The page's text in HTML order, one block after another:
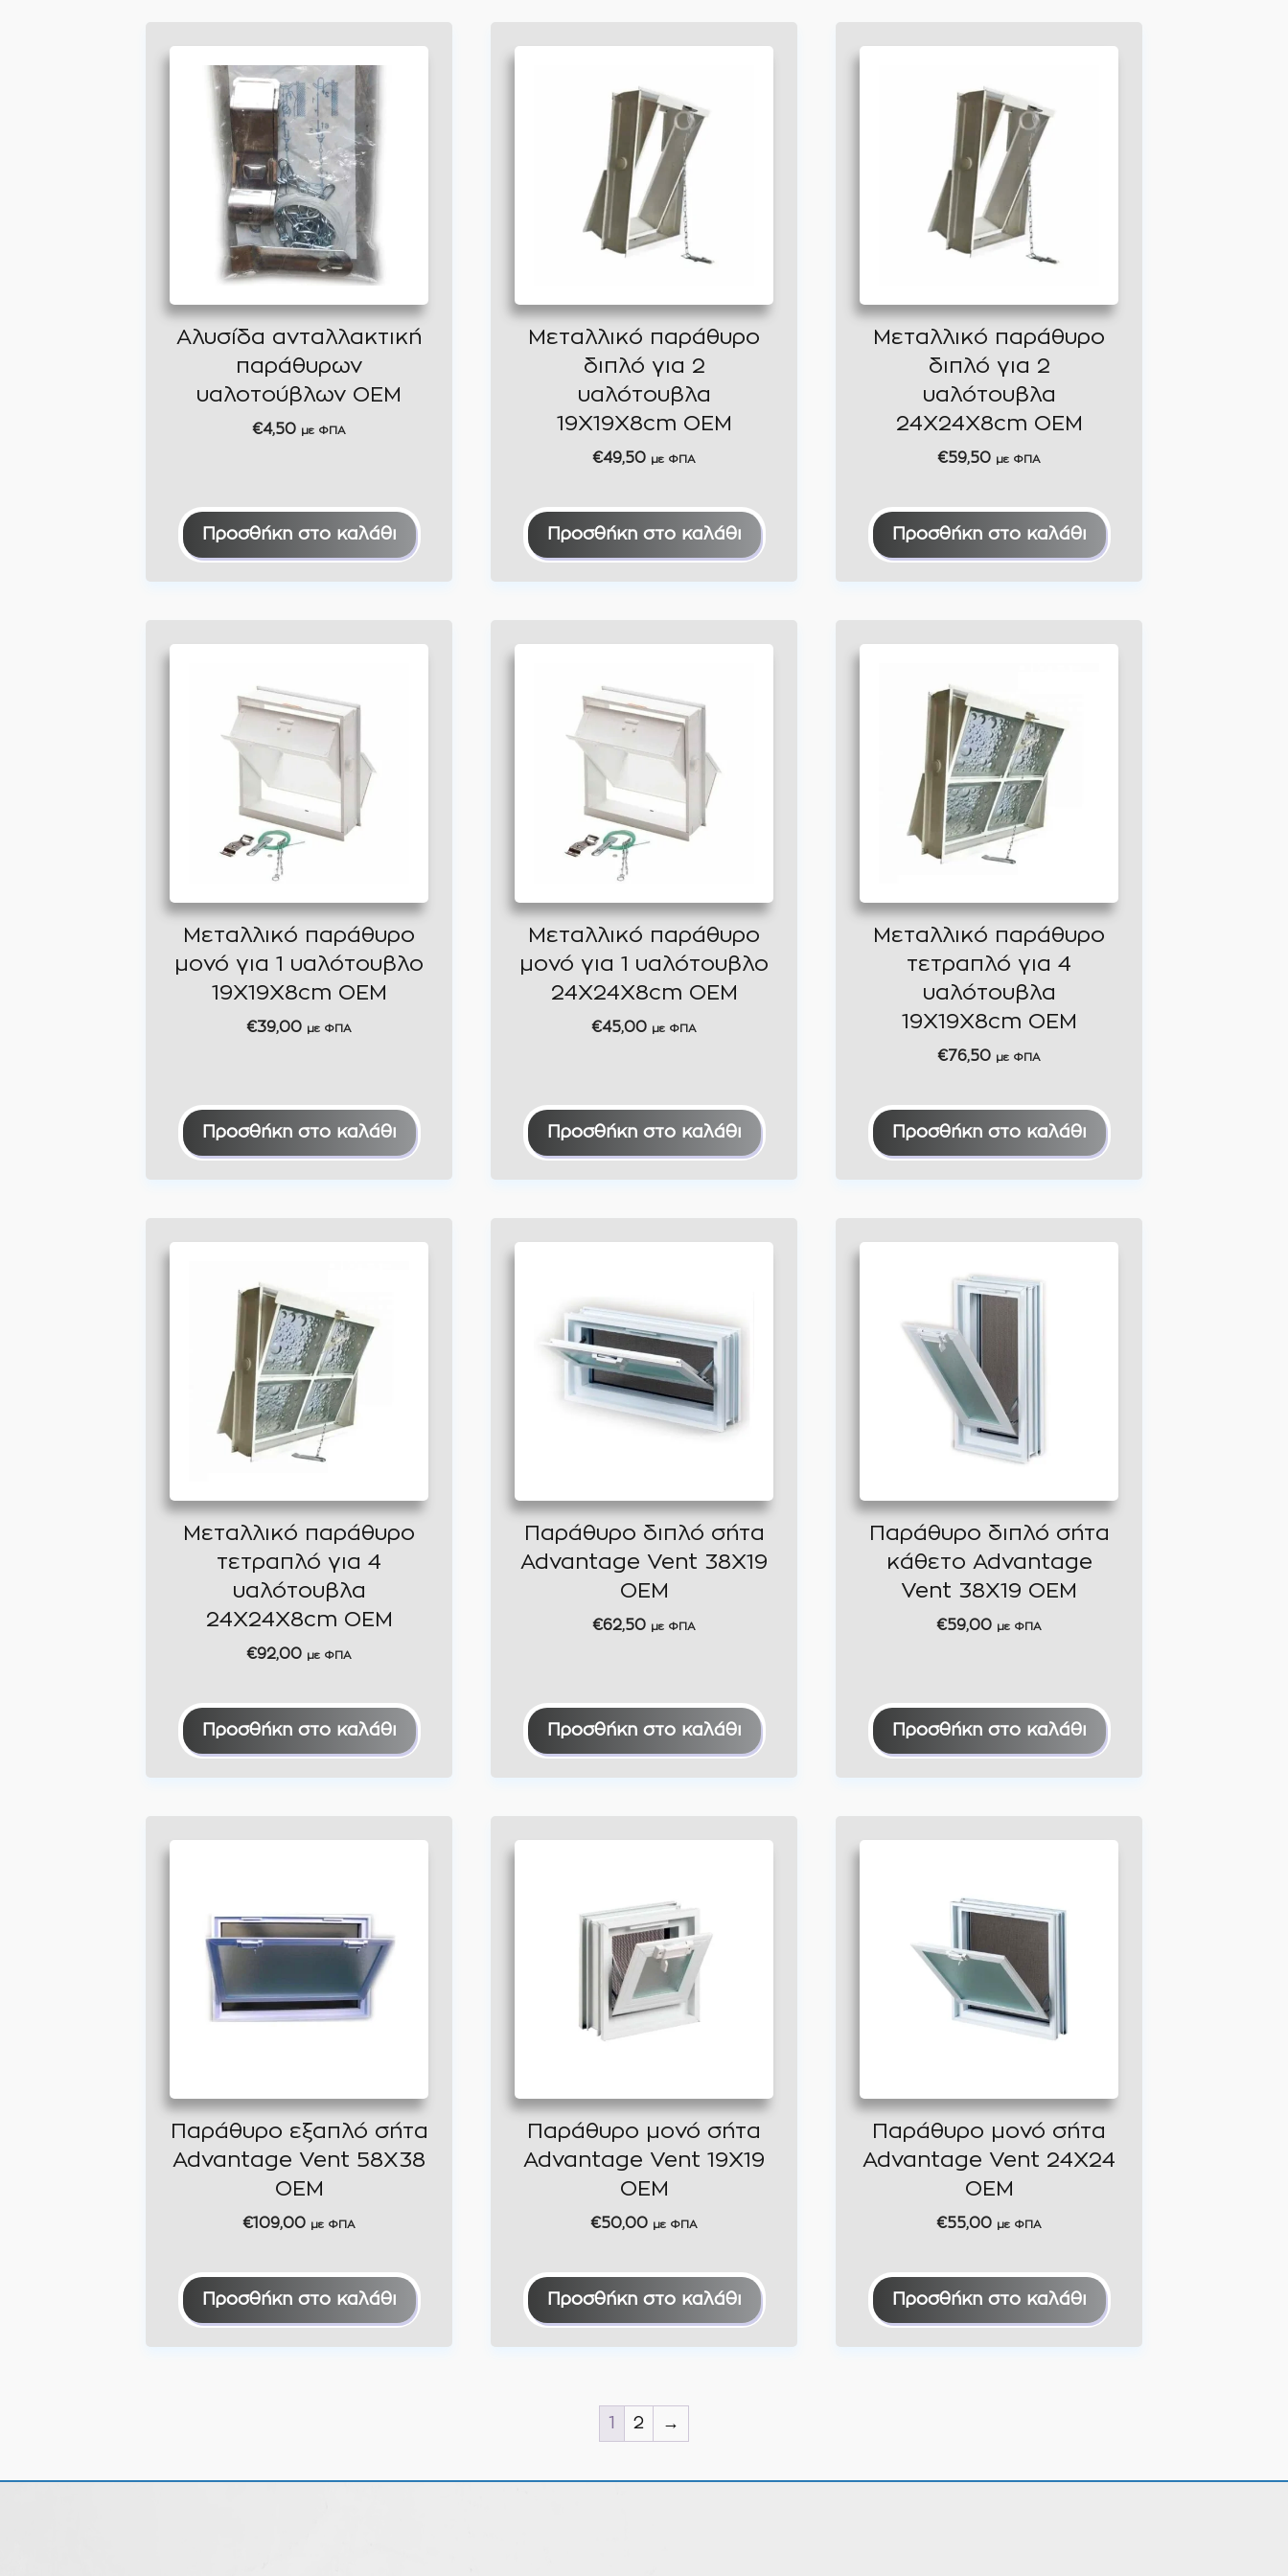
Αλυσίδα ανταλλακτική
παράθυρων
υαλοτούβλων ΟΕΜ
€4,50 με ΦΠΑ
Προσθήκη στο καλάθι
Μεταλλικό παράθυρο
διπλό για 2
υαλότουβλα
19Χ19Χ8cm OEM
€49,50 με ΦΠΑ
Προσθήκη στο καλάθι
Μεταλλικό παράθυρο
διπλό για 2
υαλότουβλα
24Χ24Χ8cm OEM
€59,50 με ΦΠΑ
Προσθήκη στο καλάθι
Μεταλλικό παράθυρο
μονό για 1 υαλότουβλο
19Χ19Χ8cm OEM
€39,00 με ΦΠΑ
Προσθήκη στο καλάθι
Μεταλλικό παράθυρο
μονό για 1 υαλότουβλο
24Χ24Χ8cm OEM
€45,00 με ΦΠΑ
Προσθήκη στο καλάθι
Μεταλλικό παράθυρο
τετραπλό για 4
υαλότουβλα
19Χ19Χ8cm OEM
€76,50 με ΦΠΑ
Προσθήκη στο καλάθι
Μεταλλικό παράθυρο
τετραπλό για 4
υαλότουβλα
24Χ24Χ8cm OEM
€92,00 με ΦΠΑ
Προσθήκη στο καλάθι
Παράθυρο διπλό σήτα
Advantage Vent 38Χ19
OEM
€62,50 με ΦΠΑ
Προσθήκη στο καλάθι
Παράθυρο διπλό σήτα
κάθετο Advantage
Vent 38X19 OEM
€59,00 με ΦΠΑ
Προσθήκη στο καλάθι
Παράθυρο εξαπλό σήτα
Advantage Vent 58X38
OEM
€109,00 με ΦΠΑ
Προσθήκη στο καλάθι
Παράθυρο μονό σήτα
Advantage Vent 19Χ19
OEM
€50,00 με ΦΠΑ
Προσθήκη στο καλάθι
Παράθυρο μονό σήτα
Advantage Vent 24Χ24
ΟΕΜ
€55,00 με ΦΠΑ
Προσθήκη στο καλάθι
1 2 →